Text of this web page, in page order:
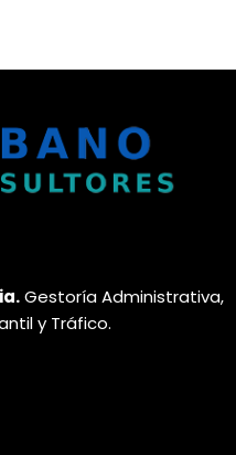
Gestoría Administrativa,
y Tráfico.